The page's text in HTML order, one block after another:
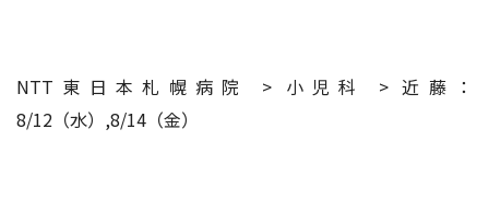
医療・介護関係の方
NTT東日本札幌病院 > 小児科 >近藤：
8/12（水）,8/14（金）